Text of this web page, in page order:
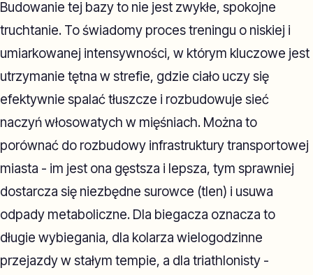
Budowanie tej bazy to nie jest zwykłe, spokojne
truchtanie. To świadomy proces treningu o niskiej i
umiarkowanej intensywności, w którym kluczowe jest
utrzymanie tętna w strefie, gdzie ciało uczy się
efektywnie spalać tłuszcze i rozbudowuje sieć
naczyń włosowatych w mięśniach. Można to
porównać do rozbudowy infrastruktury transportowej
miasta - im jest ona gęstsza i lepsza, tym sprawniej
dostarcza się niezbędne surowce (tlen) i usuwa
odpady metaboliczne. Dla biegacza oznacza to
długie wybiegania, dla kolarza wielogodzinne
przejazdy w stałym tempie, a dla triathlonisty -